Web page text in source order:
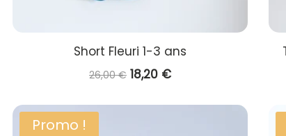
Short Fleuri 1-3 ans
26,00€ Le
initial
18,20 €Le
actuel
Promo !